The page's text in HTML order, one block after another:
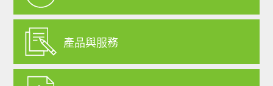
產品與服務